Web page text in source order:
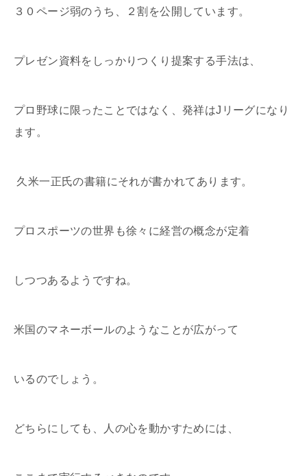
３０ページ弱のうち、２割を公開しています。
プレゼン資料をしっかりつくり提案する手法は、
プロ野球に限ったことではなく、発祥はJリーグになり
ます。
久米一正氏の書籍にそれが書かれてあります。
プロスポーツの世界も徐々に経営の概念が定着
しつつあるようですね。
米国のマネーボールのようなことが広がって
いるのでしょう。
どちらにしても、人の心を動かすためには、